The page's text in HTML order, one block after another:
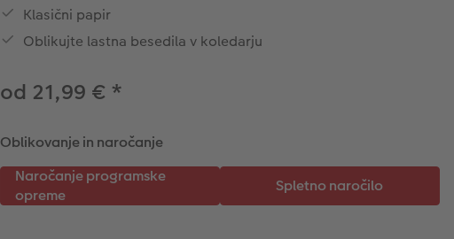
Klasični papir
Oblikujte lastna besedila v koledarju
od 21,99 € *
Oblikovanje in naročanje